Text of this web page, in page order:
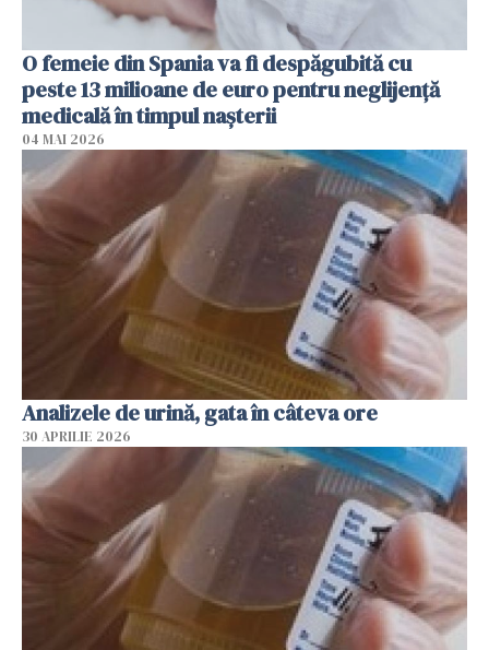
O femeie din Spania va fi despăgubită cu
peste 13 milioane de euro pentru neglijenţă
medicală în timpul naşterii
04 MAI 2026
Analizele de urină, gata în câteva ore
30 APRILIE 2026